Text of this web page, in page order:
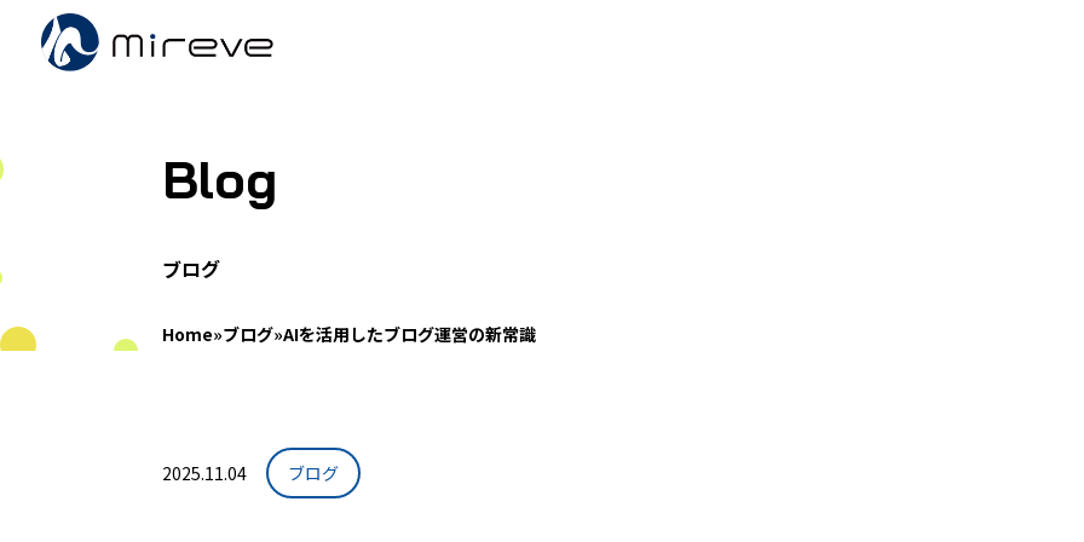
Blog
ブログ
Home»ブログ»AIを活用したブログ運営の新常識
2025.11.04 ブログ